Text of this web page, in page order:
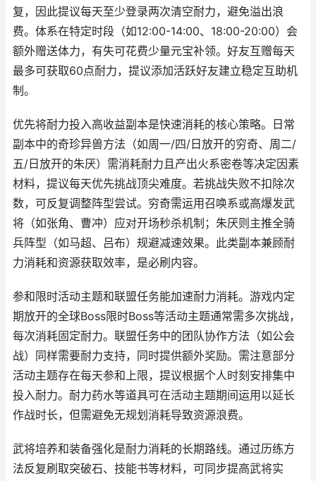
复，因此提议每天至少登录两次清空耐力，避免溢出浪
费。体系在特定时段（如12:00-14:00、18:00-20:00）会
额外赠送体力，有失可花费少量元宝补领。好友互赠每天
最多可获取60点耐力，提议添加活跃好友建立稳定互助机
制。
优先将耐力投入高收益副本是快速消耗的核心策略。日常
副本中的奇珍异兽方法（如周一/四/日放开的穷奇、周二/
五/日放开的朱厌）需消耗耐力且产出火系密卷等决定因素
材料，提议每天优先挑战顶尖难度。若挑战失败不扣除次
数，可反复调整阵型尝试。穷奇需运用召唤系或高爆发武
将（如张角、曹冲）应对开场秒杀机制；朱厌则主推全骑
兵阵型（如马超、吕布）规避减速效果。此类副本兼顾耐
力消耗和资源获取效率，是必刷内容。
参和限时活动主题和联盟任务能加速耐力消耗。游戏内定
期放开的全球Boss限时Boss等活动主题通常需多次挑战，
每次消耗固定耐力。联盟任务中的团队协作方法（如公会
战）同样需要耐力支持，同时提供额外奖励。需注意部分
活动主题存在每天参和上限，提议根据个人时刻安排集中
投入耐力。耐力药水等道具可在活动主题期间运用以延长
作战时长，但需避免无规划消耗导致资源浪费。
武将培养和装备强化是耐力消耗的长期路线。通过历练方
法反复刷取突破石、技能书等材料，可同步提高武将实